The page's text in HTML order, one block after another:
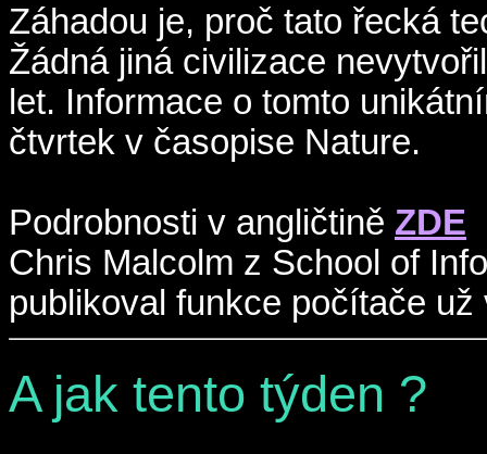
Záhadou je, proč tato řecká
Žádná jiná civilizace
let. Informace o tomto
čtvrtek v časopise Nature.
Podrobnosti v angličtině ZDE
Chris Malcolm z School of
publikoval funkce počítače už
A jak tento týden ?